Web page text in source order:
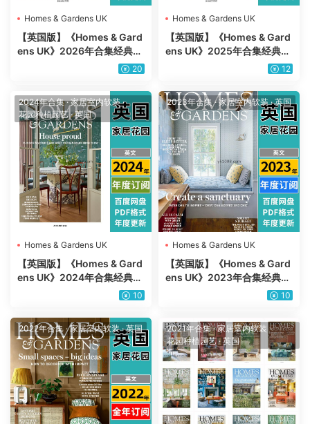
Homes & Gardens UK
【英国版】《Homes & Gard
ens UK》2026年合集经典住
宅室内软装家居花园设计PDF
20
Homes & Gardens UK
【英国版】《Homes & Gard
ens UK》2025年合集经典住
宅室内软装家居花园设计PDF
12
2024年合集·家居室内软装·
花园种植园艺·英国
Homes & Gardens UK
【英国版】《Homes & Gard
ens UK》2024年合集经典住
宅室内软装家居花园设计PDF
10
2023年合集·家居室内软装·英国
Homes & Gardens UK
【英国版】《Homes & Gard
ens UK》2023年合集经典住
宅室内软装家居花园设计PDF
10
2022年合集 ·家居室内软装·英国 2021年合集·家居室内软装 ·
花园种植园艺·英国